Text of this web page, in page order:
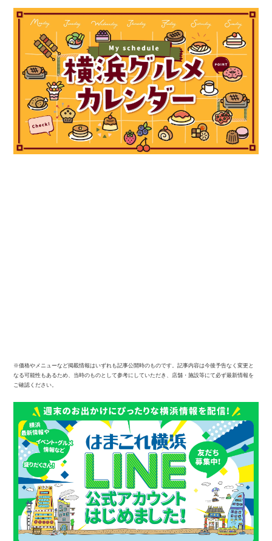
※価格やメニューなど掲載情報はいずれも記事公開時のものです。記事内容は今後予告なく変更と
なる可能性もあるため、当時のものとして参考にしていただき、店舗・施設等にて必ず最新情報を
ご確認ください。